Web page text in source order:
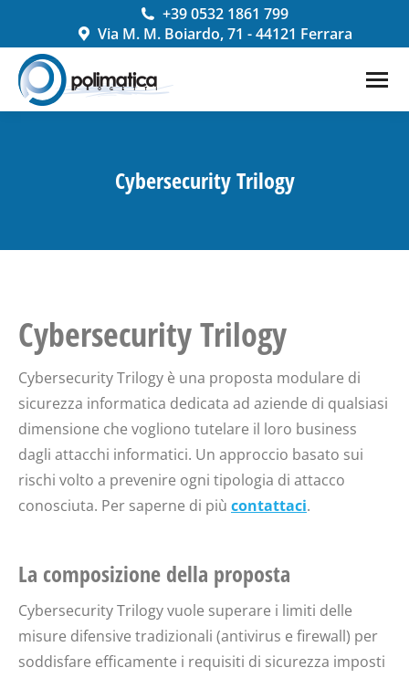
+39 0532 1861 799
Via M. M. Boiardo, 71 - 44121 Ferrara
Cybersecurity Trilogy
Cybersecurity Trilogy
Cybersecurity Trilogy è una proposta modulare di
sicurezza informatica dedicata ad aziende di qualsiasi
dimensione che vogliono tutelare il loro business
dagli attacchi informatici. Un approccio basato sui
rischi volto a prevenire ogni tipologia di attacco
conosciuta. Per saperne di più contattaci.
La composizione della proposta
Cybersecurity Trilogy vuole superare i limiti delle
misure difensive tradizionali (antivirus e firewall) per
soddisfare efficamente i requisiti di sicurezza imposti